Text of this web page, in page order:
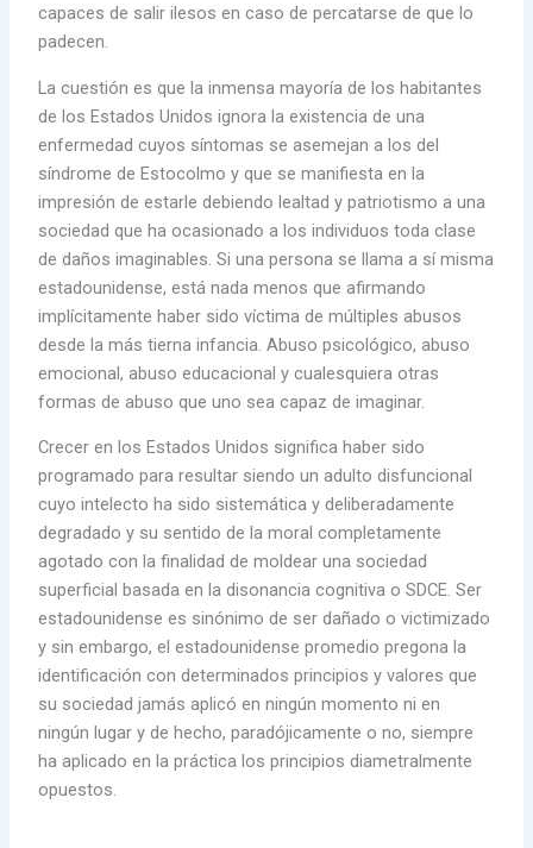
capaces de salir ilesos en caso de percatarse de que lo
padecen.
La cuestión es que la inmensa mayoría de los habitantes
de los Estados Unidos ignora la existencia de una
enfermedad cuyos síntomas se asemejan a los del
síndrome de Estocolmo y que se manifiesta en la
impresión de estarle debiendo lealtad y patriotismo a una
sociedad que ha ocasionado a los individuos toda clase
de daños imaginables. Si una persona se llama a sí misma
estadounidense, está nada menos que afirmando
implícitamente haber sido víctima de múltiples abusos
desde la más tierna infancia. Abuso psicológico, abuso
emocional, abuso educacional y cualesquiera otras
formas de abuso que uno sea capaz de imaginar.
Crecer en los Estados Unidos significa haber sido
programado para resultar siendo un adulto disfuncional
cuyo intelecto ha sido sistemática y deliberadamente
degradado y su sentido de la moral completamente
agotado con la finalidad de moldear una sociedad
superficial basada en la disonancia cognitiva o SDCE. Ser
estadounidense es sinónimo de ser dañado o victimizado
y sin embargo, el estadounidense promedio pregona la
identificación con determinados principios y valores que
su sociedad jamás aplicó en ningún momento ni en
ningún lugar y de hecho, paradójicamente o no, siempre
ha aplicado en la práctica los principios diametralmente
opuestos.